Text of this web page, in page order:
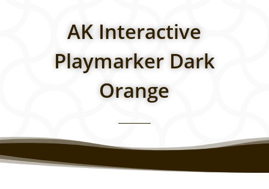
AK Interactive
Playmarker Dark
Orange